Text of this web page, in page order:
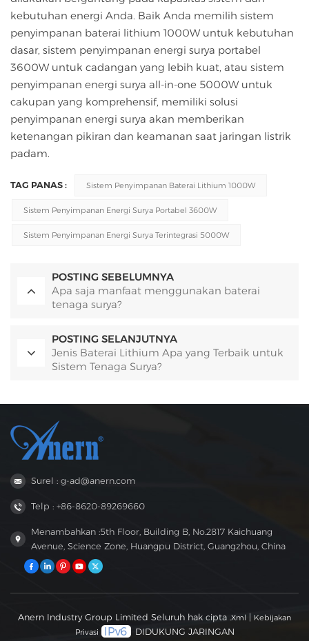
kebutuhan energi Anda. Baik Anda memilih sistem
penyimpanan baterai lithium 1000W untuk kebutuhan
dasar, sistem penyimpanan energi surya portabel
3600W untuk cadangan yang lebih kuat, atau sistem
penyimpanan energi surya all-in-one 5000W untuk
cakupan yang komprehensif, memiliki solusi
penyimpanan energi surya akan memberikan
ketenangan pikiran dan keamanan saat jaringan listrik
padam.
TAG PANAS : Sistem Penyimpanan Baterai Lithium 1000W
Sistem Penyimpanan Energi Surya Portabel 3600W
Sistem Penyimpanan Energi Surya Terintegrasi 5000W
POSTING SEBELUMNYA
Apa saja manfaat menggunakan baterai
tenaga surya?
POSTING SELANJUTNYA
Jenis Baterai Lithium Apa yang Terbaik untuk
Sistem Tenaga Surya?
Surel : g-ad@anern.com
Telp : +86-8620-89269660
Menambahkan :5th Floor, Building B, No.2817 Kaichuang
Avenue, Science Zone, Huangpu District, Guangzhou, China
Anern Industry Group Limited Seluruh hak cipta . Xml | Kebijakan
Privasi
DIDUKUNG JARINGAN